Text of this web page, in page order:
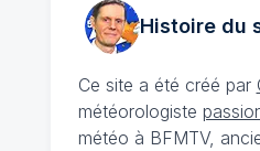
Histoire du
Ce site a été créé par
météorologiste
météo à BFMTV,